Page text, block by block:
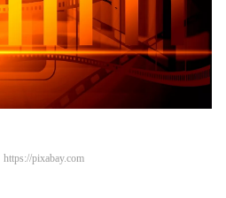
https://pixabay.com